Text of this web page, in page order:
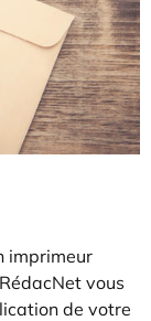
imprimeur
vous
de votre